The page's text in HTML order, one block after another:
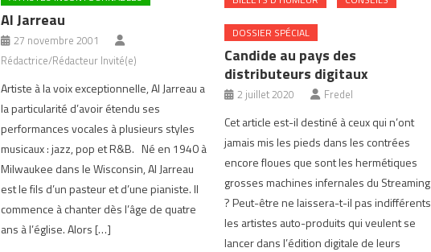
Al Jarreau
27 novembre 2001
Rédactrice/Rédacteur Invité(e)
Artiste à la voix exceptionnelle, Al Jarreau a
la particularité d’avoir étendu ses
performances vocales à plusieurs styles
musicaux : jazz, pop et R&B. Né en 1940 à
Milwaukee dans le Wisconsin, Al Jarreau
est le fils d’un pasteur et d’une pianiste. Il
commence à chanter dès l’âge de quatre
ans à l’église. Alors […]
DOSSIER SPÉCIAL
Candide au pays des
distributeurs digitaux
2 juillet 2020 Fredel
Cet article est-il destiné à ceux qui n’ont
jamais mis les pieds dans les contrées
encore floues que sont les hermétiques
grosses machines infernales du Streaming
? Peut-être ne laissera-t-il pas indifférents
les artistes auto-produits qui veulent se
lancer dans l’édition digitale de leurs